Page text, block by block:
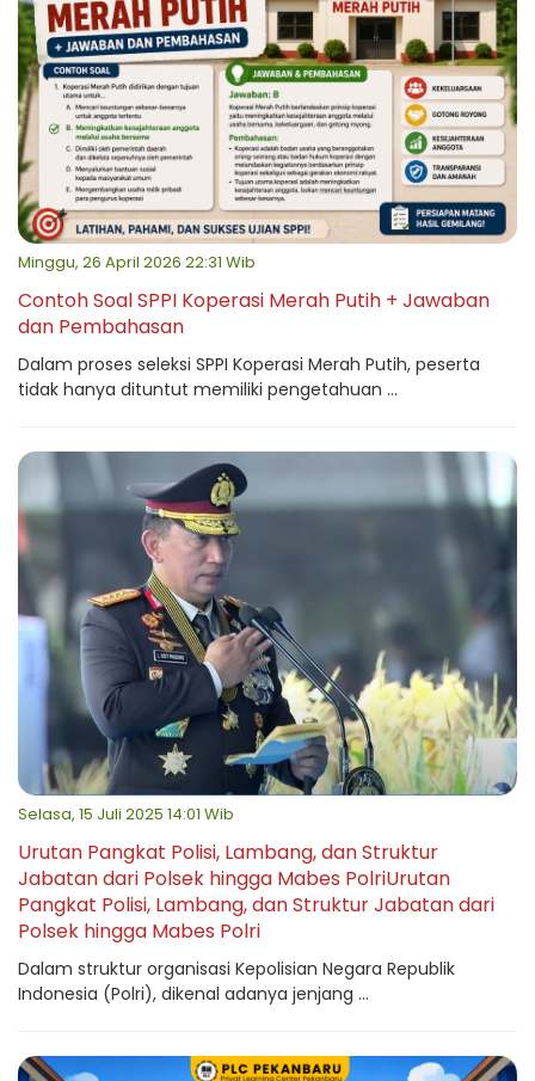
Minggu, 26 April 2026 22:31 Wib
Contoh Soal SPPI Koperasi Merah Putih + Jawaban
dan Pembahasan
Dalam proses seleksi SPPI Koperasi Merah Putih, peserta
tidak hanya dituntut memiliki pengetahuan ...
Selasa, 15 Juli 2025 14:01 Wib
Urutan Pangkat Polisi, Lambang, dan Struktur
Jabatan dari Polsek hingga Mabes PolriUrutan
Pangkat Polisi, Lambang, dan Struktur Jabatan dari
Polsek hingga Mabes Polri
Dalam struktur organisasi Kepolisian Negara Republik
Indonesia (Polri), dikenal adanya jenjang ...